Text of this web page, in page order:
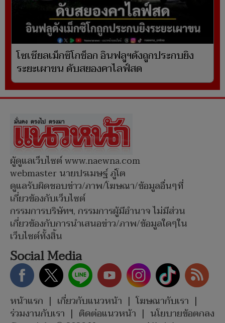
โซเชียลเม็กซิโกช็อก อินฟลูฯดังถูกประกบยิง
ระยะเผาขน ดับสยองคาไลฟ์สด
ผู้ดูแลเว็บไซต์ www.naewna.com
webmaster นายปรเมษฐ์ ภู่โต
ดูแลรับผิดชอบข่าว/ภาพ/โฆษณา/ข้อมูลอื่นๆที่
เกี่ยวข้องกับเว็บไซต์
กรรมการบริษัทฯ, กรรมการผู้มีอำนาจ ไม่มีส่วน
เกี่ยวข้องกับการนำเสนอข่าว/ภาพ/ข้อมูลใดๆใน
เว็บไซต์ทั้งสิ้น
Social Media
หน้าแรก | เกี่ยวกับแนวหน้า | โฆษณากับเรา |
ร่วมงานกับเรา | ติดต่อแนวหน้า | นโยบายข้อตกลง